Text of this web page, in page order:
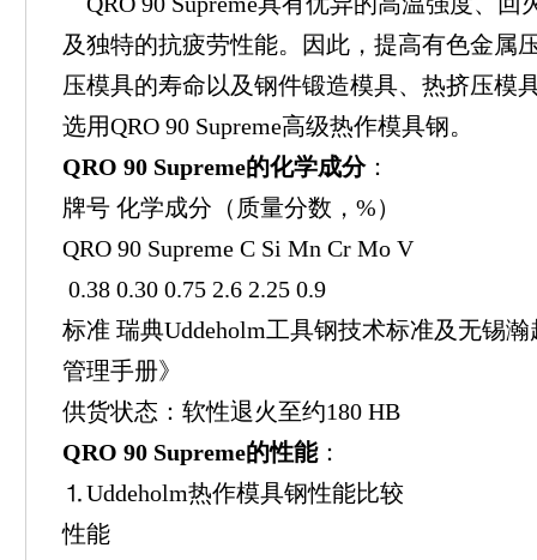
及独特的抗疲劳性能。因此，提高有色金属
压模具的寿命以及钢件锻造模具、热挤压模
选用QRO 90 Supreme高级热作模具钢。
QRO 90 Supreme的化学成分：
牌号 化学成分（质量分数，%）
QRO 90 Supreme C Si Mn Cr Mo V
0.38 0.30 0.75 2.6 2.25 0.9
标准 瑞典Uddeholm工具钢技术标准及无锡
管理手册》
供货状态：软性退火至约180 HB
QRO 90 Supreme的性能：
⒈Uddeholm热作模具钢性能比较
性能